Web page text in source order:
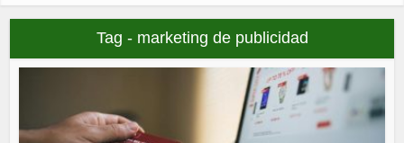
Tag - marketing de publicidad